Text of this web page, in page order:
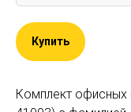
Купить
Комплект